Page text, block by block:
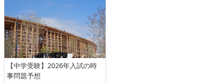
【中学受験】2026年入試の時
事問題予想